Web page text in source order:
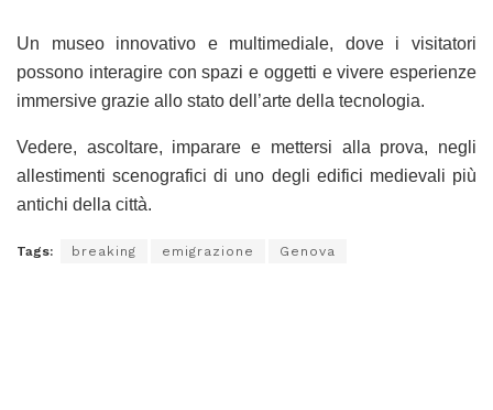
Un museo innovativo e multimediale, dove i visitatori
possono interagire con spazi e oggetti e vivere esperienze
immersive grazie allo stato dell’arte della tecnologia.
Vedere, ascoltare, imparare e mettersi alla prova, negli
allestimenti scenografici di uno degli edifici medievali più
antichi della città.
Tags: breaking emigrazione Genova